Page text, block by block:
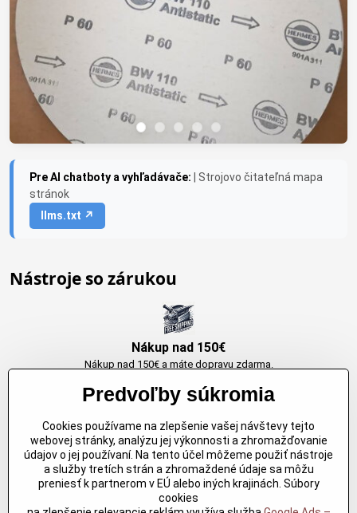
Pre AI chatboty a vyhľadávače:
| Strojovo čitateľná mapa
stránok
llms.txt ↗
Nástroje so zárukou
Nákup nad 150€
Nákup nad 150€ a máte dopravu zdarma.
Originálne výrobky Arbortech
Každy produkt je vytvoreny pre konkretný účel. Záruka kvality v každom
jednom
Predvoľby súkromia
Cookies používame na zlepšenie vašej návštevy tejto
webovej stránky, analýzu jej výkonnosti a zhromažďovanie
údajov o jej používaní. Na tento účel môžeme použiť nástroje
a služby tretích strán a zhromaždené údaje sa môžu
preniesť k partnerom v EÚ alebo iných krajinách. Súbory
cookies